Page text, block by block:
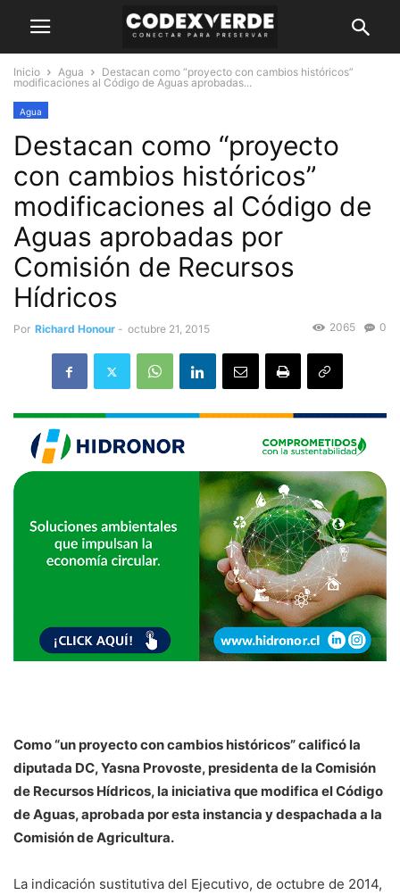
Inicio Agua
Destacan como “proyecto con cambios históricos”
modificaciones al Código de Aguas aprobadas...
Agua
Destacan como “proyecto
con cambios históricos”
modificaciones al Código de
Aguas aprobadas por
Comisión de Recursos
Hídricos
Por Richard Honour - octubre 21, 2015 0
2065
Como “un proyecto con cambios históricos” calificó la
diputada DC, Yasna Provoste, presidenta de la Comisión
de Recursos Hídricos, la iniciativa que modifica el Código
de Aguas, aprobada por esta instancia y despachada a la
Comisión de Agricultura.
La indicación sustitutiva del Ejecutivo, de octubre de 2014,